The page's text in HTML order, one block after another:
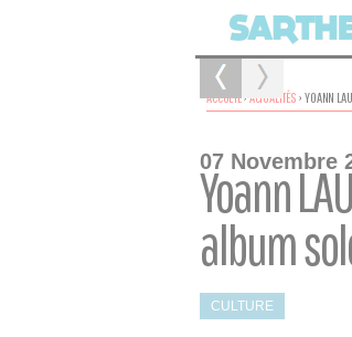
ACCUEIL›ACTUALITÉS›YOANN
07 Novembre
Yoann
album
CULTURE